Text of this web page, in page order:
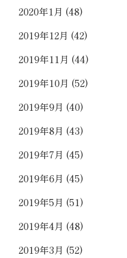
2020年1月 (48)
2019年12月 (42)
2019年11月 (44)
2019年10月 (52)
2019年9月 (40)
2019年8月 (43)
2019年7月 (45)
2019年6月 (45)
2019年5月 (51)
2019年4月 (48)
2019年3月 (52)